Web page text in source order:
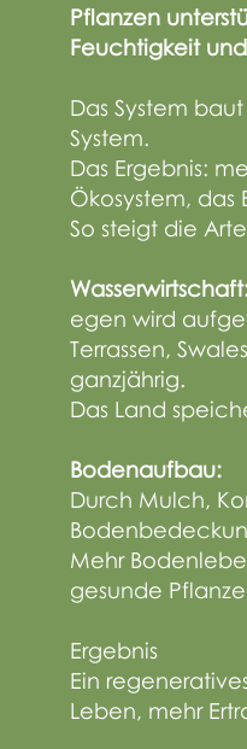
Pflanzen
Feuchtigkeit
Das System
System.
Das Ergebnis:
Ökosystem, das
So steigt die
egen wird
Terrassen,
ganzjährig.​
Das Land
Bodenaufbau:
Durch Mulch,
Mehr
gesunde
Ergebnis
Ein
Leben, mehr